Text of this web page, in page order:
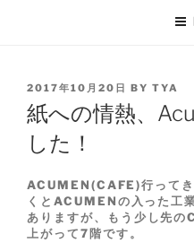
2017年10月20日 BY TYA
紙への情熱、
した！
ACUMEN(CAFE)行って
くとACUMENの入った工
ありますが、もう少し先
上がって7階です。